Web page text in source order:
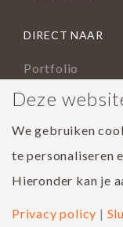
DIRECT NAAR
Portfolio
Assortiment
Houtsoorten
Populairste
Deze
We gebruiken
te personaliseren
Hieronder kan je
Privacy policy |